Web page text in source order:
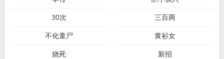
30次
三百两
不化童尸
黄衫女
烧死
新招